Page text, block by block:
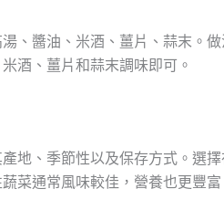
、醬油、米酒、薑片、蒜末。
酒、薑片和蒜末調味即可。
地、季節性以及保存方式。選
菜通常風味較佳，營養也更豐